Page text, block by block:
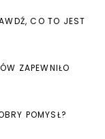
CO TO JEST
ZAPEWNIŁO
POMYSŁ?